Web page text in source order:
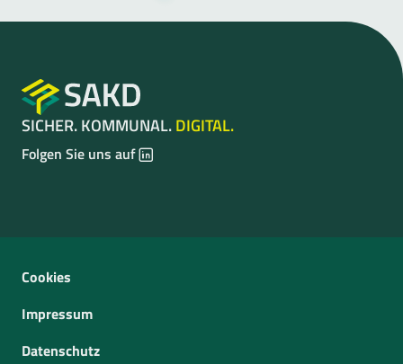
SICHER. KOMMUNAL.DIGITAL.
Folgen Sie uns aufLinkedIn
LinkedIn
Cookies
Impressum
Datenschutz